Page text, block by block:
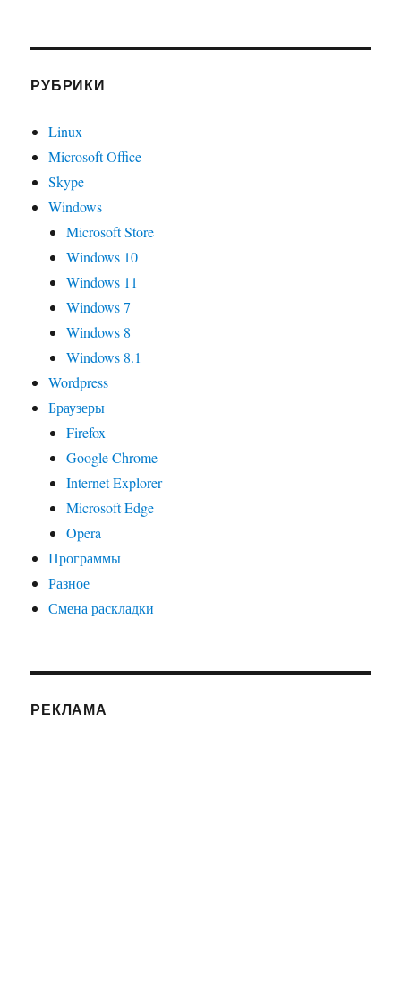
РУБРИКИ
Linux
Microsoft Office
Skype
Windows
Microsoft Store
Windows 10
Windows 11
Windows 7
Windows 8
Windows 8.1
Wordpress
Браузеры
Firefox
Google Chrome
Internet Explorer
Microsoft Edge
Opera
Программы
Разное
Смена раскладки
РЕКЛАМА